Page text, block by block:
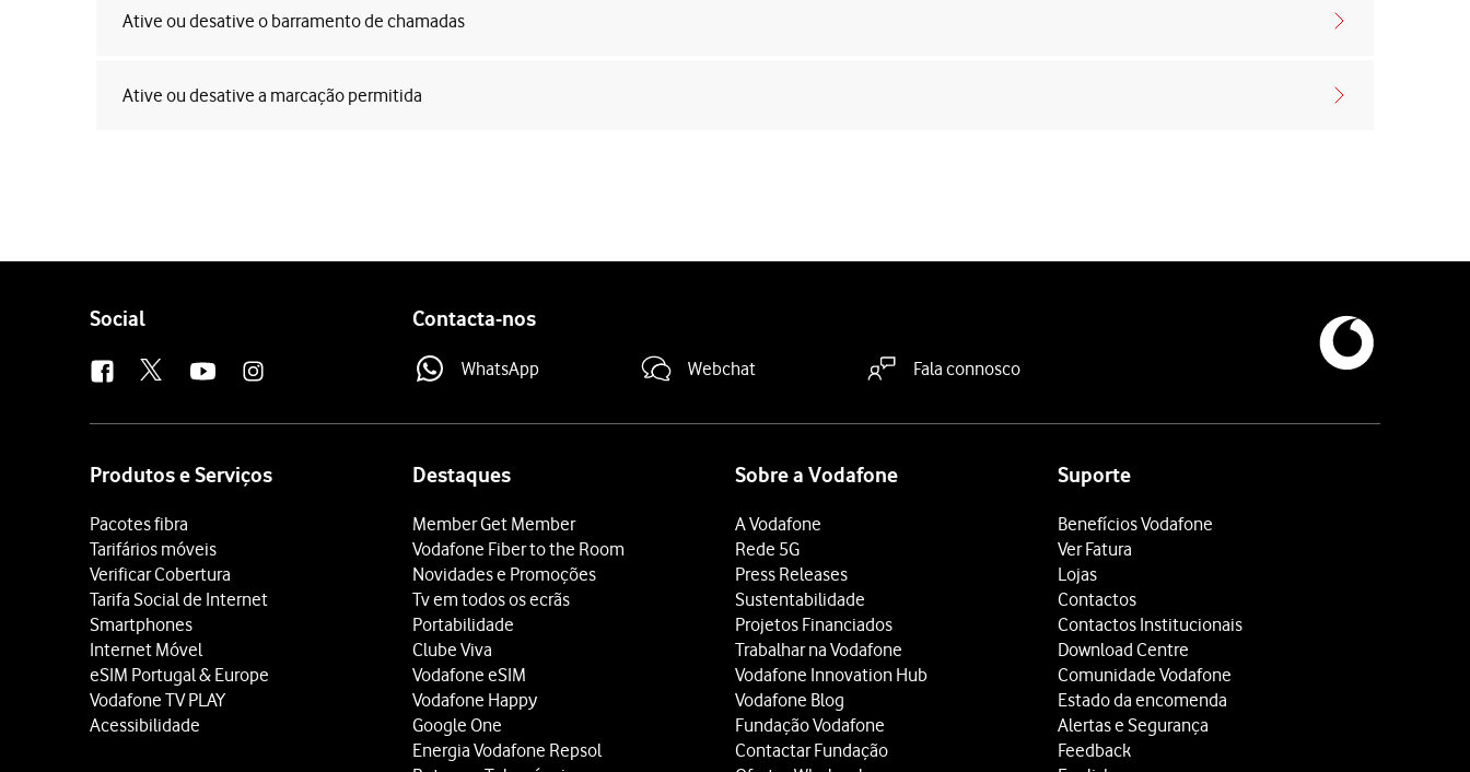
Ative ou desative o barramento de chamadas
Ative ou desative a marcação permitida
Follow
Social Contacta-nos
WhatsApp Webchat Fala connosco
Produtos e Serviços
Pacotes fibra
Tarifários móveis
Verificar Cobertura
Tarifa Social de Internet
Smartphones
Internet Móvel
eSIM Portugal & Europe
Vodafone TV PLAY
Acessibilidade
Destaques
Member Get Member
Vodafone Fiber to the Room
Novidades e Promoções
Tv em todos os ecrãs
Portabilidade
Clube Viva
Vodafone eSIM
Vodafone Happy
Google One
Energia Vodafone Repsol
Sobre a Vodafone
A Vodafone
Rede 5G
Press Releases
Sustentabilidade
Projetos Financiados
Trabalhar na Vodafone
Vodafone Innovation Hub
Vodafone Blog
Fundação Vodafone
Contactar Fundação
Suporte
Benefícios Vodafone
Ver Fatura
Lojas
Contactos
Contactos Institucionais
Download Centre
Comunidade Vodafone
Estado da encomenda
Alertas e Segurança
Feedback